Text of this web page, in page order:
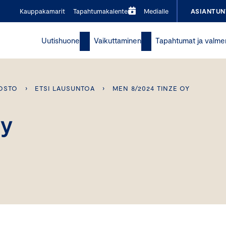
Kauppakamarit Tapahtumakalenteri Medialle
Uutishuone Vaikuttaminen Tapahtumat ja
› ETSI LAUSUNTOA › MEN 8/2024 TINZE OY